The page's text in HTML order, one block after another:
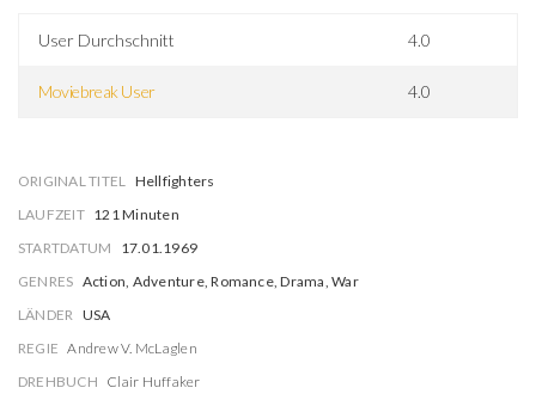
User Durchschnitt 4.0
Moviebreak User 4.0
ORIGINAL TITEL Hellfighters
LAUFZEIT 121 Minuten
STARTDATUM
17.01.1969
GENRES Action, Adventure, Romance, Drama, War
LÄNDER USA
REGIE Andrew V. McLaglen
DREHBUCH Clair Huffaker